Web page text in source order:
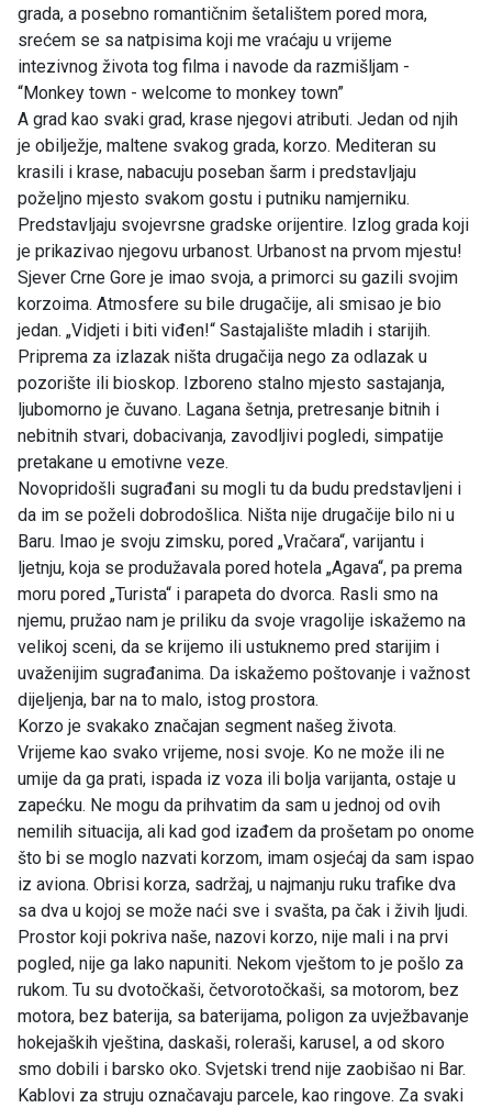
grada, a posebno romantičnim šetalištem pored mora,
srećem se sa natpisima koji me vraćaju u vrijeme
intezivnog života tog filma i navode da razmišljam -
“Monkey town - welcome to monkey town”
A grad kao svaki grad, krase njegovi atributi. Jedan od njih
je obilježje, maltene svakog grada, korzo. Mediteran su
krasili i krase, nabacuju poseban šarm i predstavljaju
poželjno mjesto svakom gostu i putniku namjerniku.
Predstavljaju svojevrsne gradske orijentire. Izlog grada koji
je prikazivao njegovu urbanost. Urbanost na prvom mjestu!
Sjever Crne Gore je imao svoja, a primorci su gazili svojim
korzoima. Atmosfere su bile drugačije, ali smisao je bio
jedan. „Vidjeti i biti viđen!“ Sastajalište mladih i starijih.
Priprema za izlazak ništa drugačija nego za odlazak u
pozorište ili bioskop. Izboreno stalno mjesto sastajanja,
ljubomorno je čuvano. Lagana šetnja, pretresanje bitnih i
nebitnih stvari, dobacivanja, zavodljivi pogledi, simpatije
pretakane u emotivne veze.
Novopridošli sugrađani su mogli tu da budu predstavljeni i
da im se poželi dobrodošlica. Ništa nije drugačije bilo ni u
Baru. Imao je svoju zimsku, pored „Vračara“, varijantu i
ljetnju, koja se produžavala pored hotela „Agava“, pa prema
moru pored „Turista“ i parapeta do dvorca. Rasli smo na
njemu, pružao nam je priliku da svoje vragolije iskažemo na
velikoj sceni, da se krijemo ili ustuknemo pred starijim i
uvaženijim sugrađanima. Da iskažemo poštovanje i važnost
dijeljenja, bar na to malo, istog prostora.
Korzo je svakako značajan segment našeg života.
Vrijeme kao svako vrijeme, nosi svoje. Ko ne može ili ne
umije da ga prati, ispada iz voza ili bolja varijanta, ostaje u
zapećku. Ne mogu da prihvatim da sam u jednoj od ovih
nemilih situacija, ali kad god izađem da prošetam po onome
što bi se moglo nazvati korzom, imam osjećaj da sam ispao
iz aviona. Obrisi korza, sadržaj, u najmanju ruku trafike dva
sa dva u kojoj se može naći sve i svašta, pa čak i živih ljudi.
Prostor koji pokriva naše, nazovi korzo, nije mali i na prvi
pogled, nije ga lako napuniti. Nekom vještom to je pošlo za
rukom. Tu su dvotočkaši, četvorotočkaši, sa motorom, bez
motora, bez baterija, sa baterijama, poligon za uvježbavanje
hokejaških vještina, daskaši, roleraši, karusel, a od skoro
smo dobili i barsko oko. Svjetski trend nije zaobišao ni Bar.
Kablovi za struju označavaju parcele, kao ringove. Za svaki